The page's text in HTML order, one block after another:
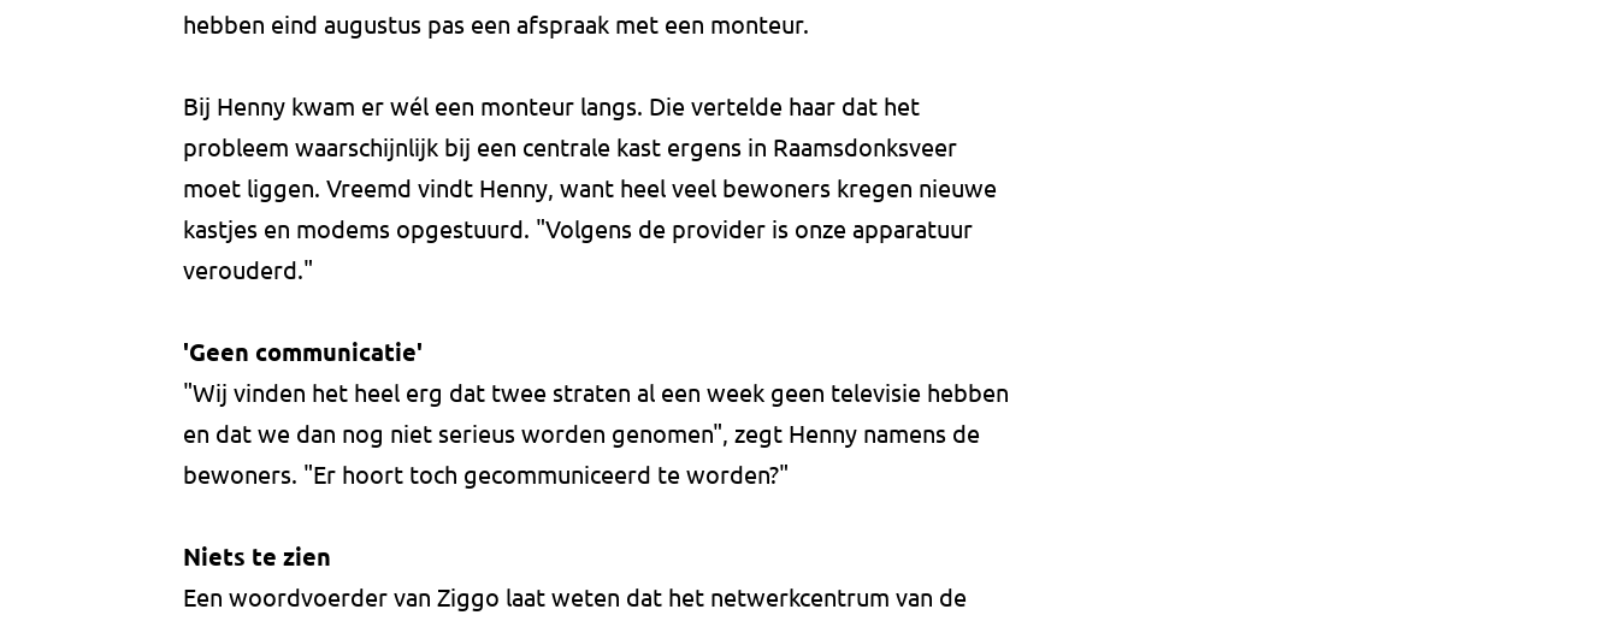
hebben eind augustus pas een afspraak met een monteur.
Bij Henny kwam er wél een monteur langs. Die vertelde haar dat het
probleem waarschijnlijk bij een centrale kast ergens in Raamsdonksveer
moet liggen. Vreemd vindt Henny, want heel veel bewoners kregen nieuwe
kastjes en modems opgestuurd. "Volgens de provider is onze apparatuur
verouderd."
'Geen communicatie'
"Wij vinden het heel erg dat twee straten al een week geen televisie hebben
en dat we dan nog niet serieus worden genomen", zegt Henny namens de
bewoners. "Er hoort toch gecommuniceerd te worden?"
Niets te zien
Een woordvoerder van Ziggo laat weten dat het netwerkcentrum van de